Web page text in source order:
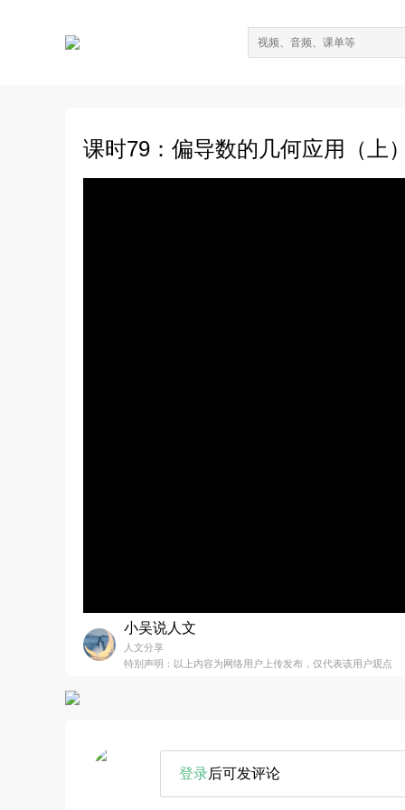
课时79：偏导数的几何应用（上）
小吴说人文
人文分享
特别声明：以上内容为网络用户上传发布，仅代表该用户观点
登录后可发评论